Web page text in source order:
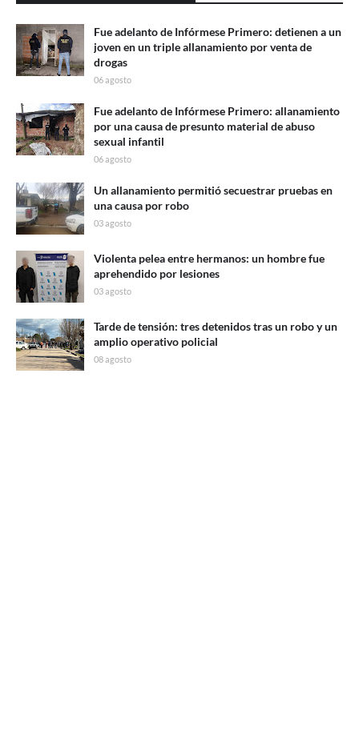
Fue adelanto de Infórmese Primero: detienen a un
joven en un triple allanamiento por venta de
drogas
06 agosto
Fue adelanto de Infórmese Primero: allanamiento
por una causa de presunto material de abuso
sexual infantil
06 agosto
Un allanamiento permitió secuestrar pruebas en
una causa por robo
03 agosto
Violenta pelea entre hermanos: un hombre fue
aprehendido por lesiones
03 agosto
Tarde de tensión: tres detenidos tras un robo y un
amplio operativo policial
08 agosto